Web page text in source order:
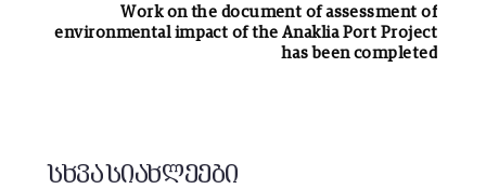
Work on the document of assessment of
environmental impact of the Anaklia Port Project
has been completed
სხვა სიახლეები